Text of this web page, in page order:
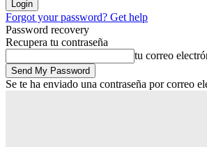
Forgot your password? Get help
Password recovery
Recupera tu contraseña
tu correo
Se te ha enviado una contraseña por correo